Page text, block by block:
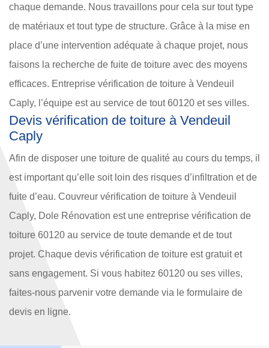
chaque demande. Nous travaillons pour cela sur tout type
de matériaux et tout type de structure. Grâce à la mise en
place d’une intervention adéquate à chaque projet, nous
faisons la recherche de fuite de toiture avec des moyens
efficaces. Entreprise vérification de toiture à Vendeuil
Caply, l’équipe est au service de tout 60120 et ses villes.
Devis vérification de toiture à Vendeuil
Caply
Afin de disposer une toiture de qualité au cours du temps, il
est important qu’elle soit loin des risques d’infiltration et de
fuite d’eau. Couvreur vérification de toiture à Vendeuil
Caply, Dole Rénovation est une entreprise vérification de
toiture 60120 au service de toute demande et de tout
projet. Chaque devis vérification de toiture est gratuit et
sans engagement. Si vous habitez 60120 ou ses villes,
faites-nous parvenir votre demande via le formulaire de
devis en ligne.